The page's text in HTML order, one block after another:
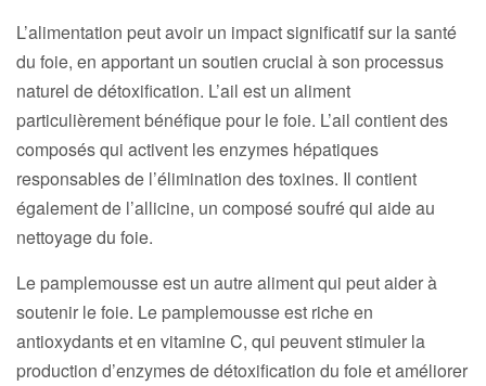
L’alimentation peut avoir un impact significatif sur la santé
du foie, en apportant un soutien crucial à son processus
naturel de détoxification. L’ail est un aliment
particulièrement bénéfique pour le foie. L’ail contient des
composés qui activent les enzymes hépatiques
responsables de l’élimination des toxines. Il contient
également de l’allicine, un composé soufré qui aide au
nettoyage du foie.
Le pamplemousse est un autre aliment qui peut aider à
soutenir le foie. Le pamplemousse est riche en
antioxydants et en vitamine C, qui peuvent stimuler la
production d’enzymes de détoxification du foie et améliorer